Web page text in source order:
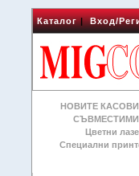
Каталог|Вход/
НОВИТЕ КАСОВИ
СЪВМЕСТИМИ
Цветни
Специални